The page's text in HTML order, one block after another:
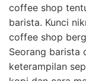
coffee shop
barista. Kunci
coffee shop
Seorang barista
keterampilan